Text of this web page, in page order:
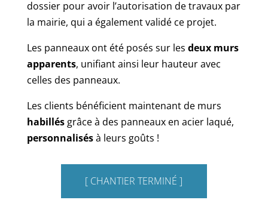
dossier pour avoir l’autorisation de travaux par
la mairie, qui a également validé ce projet.
Les panneaux ont été posés sur les deux murs
apparents, unifiant ainsi leur hauteur avec
celles des panneaux.
Les clients bénéficient maintenant de murs
habillésgrâce à des panneaux en acier laqué,
personnalisésà leurs goûts !
[ CHANTIER TERMINÉ ]